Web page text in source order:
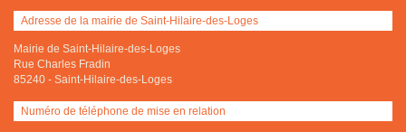
Adresse de la mairie de Saint-Hilaire-des-Loges
Mairie de Saint-Hilaire-des-Loges
Rue Charles Fradin
85240 - Saint-Hilaire-des-Loges
Numéro de téléphone de mise en relation